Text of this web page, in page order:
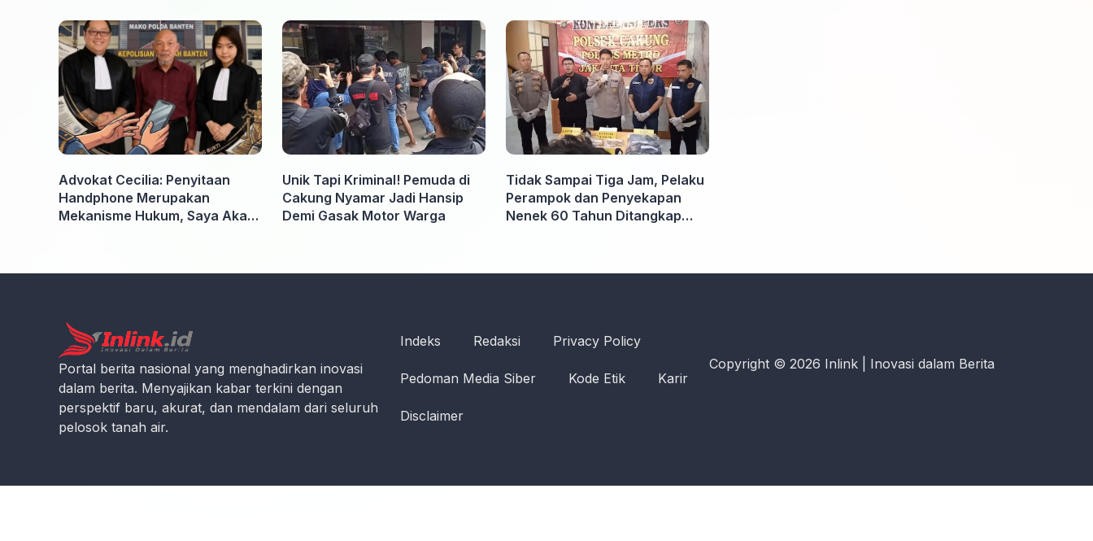
Warga Binaan Antusias Ikuti
Berbagai Perlombaan
Advokat Cecilia: Penyitaan
Handphone Merupakan
Mekanisme Hukum, Saya Akan
Unik Tapi Kriminal! Pemuda di
Cakung Nyamar Jadi Hansip
Demi Gasak Motor Warga
Tidak Sampai Tiga Jam, Pelaku
Perampok dan Penyekapan
Nenek 60 Tahun Ditangkap
Portal berita nasional yang menghadirkan inovasi
dalam berita. Menyajikan kabar terkini dengan
perspektif baru, akurat, dan mendalam dari seluruh
pelosok tanah air.
Indeks Redaksi Privacy Policy
Pedoman Media Siber Kode Etik Karir
Disclaimer
Copyright © 2026 Inlink | Inovasi dalam Berita